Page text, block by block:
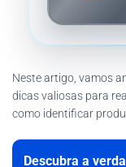
Neste artigo, vamos
dicas valiosas para
como identificar
Descubra a